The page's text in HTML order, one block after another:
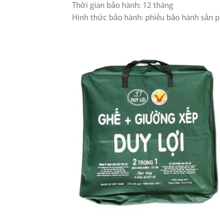
Thời gian bảo hành: 12 tháng
Hình thức bảo hành: phiếu bảo hành sản